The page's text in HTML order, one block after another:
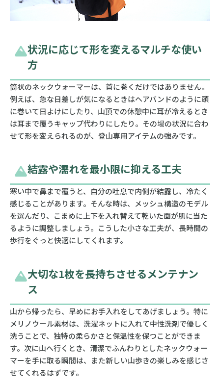
状況に応じて形を変えるマルチな使い
方
筒状のネックウォーマーは、首に巻くだけではありません。
例えば、急な日差しが気になるときはヘアバンドのように頭
に巻いて日よけにしたり、山頂での休憩中に耳が冷えるとき
は耳まで覆うキャップ代わりにしたり。その場の状況に合わ
せて形を変えられるのが、登山専用アイテムの強みです。
結露や濡れを最小限に抑える工夫
寒い中で鼻まで覆うと、自分の吐息で内側が結露し、冷たく
感じることがあります。そんな時は、メッシュ構造のモデル
を選んだり、こまめに上下を入れ替えて乾いた面が肌に当た
るように調整しましょう。こうした小さな工夫が、長時間の
歩行をぐっと快適にしてくれます。
大切な1枚を長持ちさせるメンテナン
ス
山から帰ったら、早めにお手入れをしてあげましょう。特に
メリノウール素材は、洗濯ネットに入れて中性洗剤で優しく
洗うことで、独特の柔らかさと保温性を保つことができま
す。次に山へ行くとき、清潔でふんわりとしたネックウォー
マーを手に取る瞬間は、また新しい山歩きの楽しみを感じさ
せてくれるはずです。